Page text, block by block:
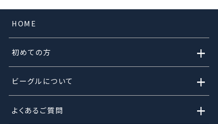
HOME
初めての方 +
ビーグルについて +
よくあるご質問 +